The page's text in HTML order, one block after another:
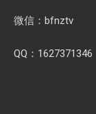
微信：bfnztv
QQ：1627371346